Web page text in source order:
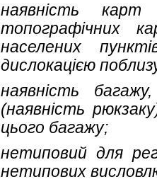
наявність
топографічних
населених
дислокацією
наявність
(наявність
цього багажу;
нетиповий для
нетипових